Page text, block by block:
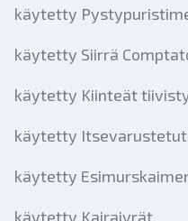
käytetty
käytetty Siirrä
käytetty Kiinteät
käytetty
käytetty
käytetty Kairajyrät